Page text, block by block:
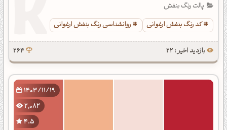
پالت رنگ بنفش
کد رنگ بنفش ارغوانی
روانشناسی رنگ بنفش ارغوانی
بازدید اخیر : 22 264
1403/11/19
2,082
4.5